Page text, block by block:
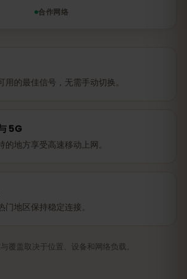
合作网络
用的最佳信号，无需手动切换。
5G
的地方享受高速移动上网。
门地区保持稳定连接。
覆盖取决于位置、设备和网络负载。